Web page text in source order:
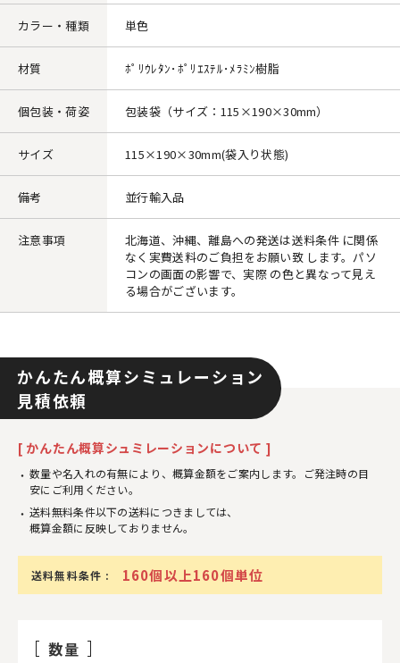
カラー・種類 単色
材質 ﾎﾟﾘｳﾚﾀﾝ･ﾎﾟﾘｴｽﾃﾙ･ﾒﾗﾐﾝ樹脂
個包装・荷姿 包装袋（サイズ：115×190×30mm）
サイズ 115×190×30mm(袋入り状態)
備考 並行輸入品
注意事項
北海道、沖縄、離島への発送は送料条件 に関係
なく実費送料のご負担をお願い致 します。パソ
コンの画面の影響で、実際 の色と異なって見え
る場合がございます。
かんたん概算シミュレーション
見積依頼
[ かんたん概算シュミレーションについて ]
数量や名入れの有無により、概算金額をご案内します。ご発注時の目
安にご利用ください。
送料無料条件以下の送料につきましては、
概算金額に反映しておりません。
送料無料条件 : 160個以上160個単位
数量